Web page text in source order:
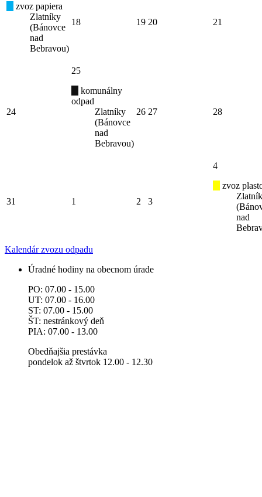
zvoz papiera
Zlatníky
(Bánovce
nad
Bebravou)
18 19 20 21
24
25
komunálny
odpad
Zlatníky
(Bánovce
nad
Bebravou)
26 27 28
31 1 2 3
4
zvoz
nad
Kalendár zvozu odpadu
Úradné hodiny na obecnom úrade
PO: 07.00 - 15.00
UT: 07.00 - 16.00
ST: 07.00 - 15.00
ŠT: nestránkový deň
PIA: 07.00 - 13.00
Obedňajšia prestávka
pondelok až štvrtok 12.00 - 12.30